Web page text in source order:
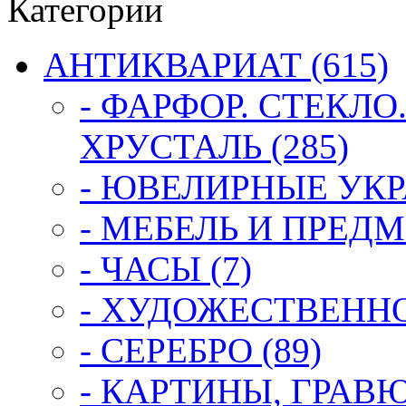
Категории
АНТИКВАРИАТ (615)
- ФАРФОР.
ХРУСТАЛЬ (285)
- ЮВЕЛИРНЫЕ
- МЕБЕЛЬ И
- ЧАСЫ (7)
-
- СЕРЕБРО (89)
- КАРТИНЫ,